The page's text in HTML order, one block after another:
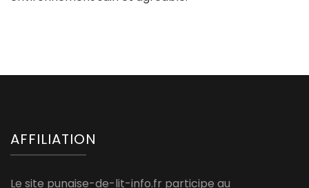
AFFILIATION
Le site punaise-de-lit-info.fr participe au